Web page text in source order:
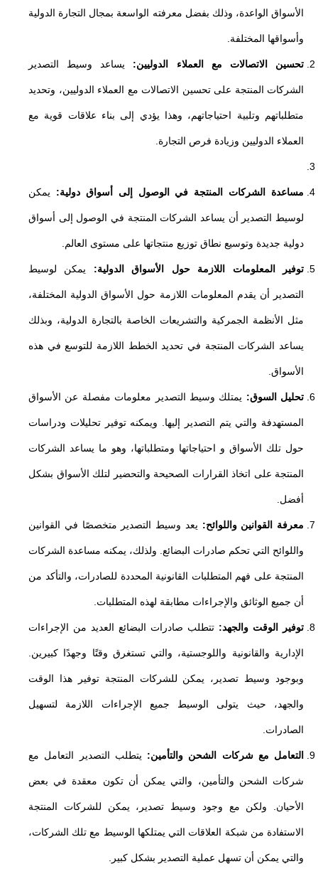
الأسواق الواعدة، وذلك بفضل معرفته الواسعة بمجال التجارة الدولية
وأسواقها المختلفة.
تحسين الاتصالات مع العملاء الدوليين: يساعد وسيط التصدير
الشركات المنتجة على تحسين الاتصالات مع العملاء الدوليين، وتحديد
متطلباتهم وتلبية احتياجاتهم، وهذا يؤدي إلى بناء علاقات قوية مع
العملاء الدوليين وزيادة فرص التجارة.
مساعدة الشركات المنتجة في الوصول إلى أسواق دولية: يمكن
لوسيط التصدير أن يساعد الشركات المنتجة في الوصول إلى أسواق
دولية جديدة وتوسيع نطاق توزيع منتجاتها على مستوى العالم.
توفير المعلومات اللازمة حول الأسواق الدولية: يمكن لوسيط
التصدير أن يقدم المعلومات اللازمة حول الأسواق الدولية المختلفة،
مثل الأنظمة الجمركية والتشريعات الخاصة بالتجارة الدولية، وبذلك
يساعد الشركات المنتجة في تحديد الخطط اللازمة للتوسع في هذه
الأسواق.
تحليل السوق: يمتلك وسيط التصدير معلومات مفصلة عن الأسواق
المستهدفة والتي يتم التصدير إليها. ويمكنه توفير تحليلات ودراسات
حول تلك الأسواق و احتياجاتها ومتطلباتها، وهو ما يساعد الشركات
المنتجة على اتخاذ القرارات الصحيحة والتحضير لتلك الأسواق بشكل
أفضل.
معرفة القوانين واللوائح: يعد وسيط التصدير متخصصًا في القوانين
واللوائح التي تحكم صادرات البضائع. ولذلك، يمكنه مساعدة الشركات
المنتجة على فهم المتطلبات القانونية المحددة للصادرات، والتأكد من
أن جميع الوثائق والإجراءات مطابقة لهذه المتطلبات.
توفير الوقت والجهد: تتطلب صادرات البضائع العديد من الإجراءات
الإدارية والقانونية واللوجستية، والتي تستغرق وقتًا وجهدًا كبيرين.
وبوجود وسيط تصدير، يمكن للشركات المنتجة توفير هذا الوقت
والجهد، حيث يتولى الوسيط جميع الإجراءات اللازمة لتسهيل
الصادرات.
التعامل مع شركات الشحن والتأمين: يتطلب التصدير التعامل مع
شركات الشحن والتأمين، والتي يمكن أن تكون معقدة في بعض
الأحيان. ولكن مع وجود وسيط تصدير، يمكن للشركات المنتجة
الاستفادة من شبكة العلاقات التي يمتلكها الوسيط مع تلك الشركات،
والتي يمكن أن تسهل عملية التصدير بشكل كبير.